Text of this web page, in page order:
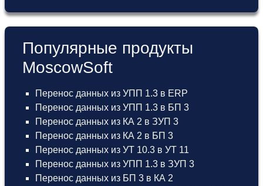
Популярные продукты
MoscowSoft
Перенос данных из УПП 1.3 в ERP
Перенос данных из УПП 1.3 в БП 3
Перенос данных из КА 2 в ЗУП 3
Перенос данных из КА 2 в БП 3
Перенос данных из УТ 10.3 в УТ 11
Перенос данных из УПП 1.3 в ЗУП 3
Перенос данных из БП 3 в КА 2